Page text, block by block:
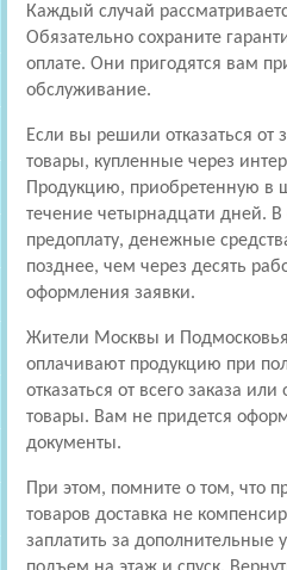
Каждый случай
Обязательно сохраните
оплате. Они пригодятся вам
обслуживание.
Если вы решили отказаться от
товары, купленные через
Продукцию, приобретенную в
течение четырнадцати дней.
предоплату, денежные
позднее, чем через десять
оформления заявки.
Жители Москвы и
оплачивают продукцию при
отказаться от всего заказа
товары. Вам не придется
документы.
При этом, помните о том, что
товаров доставка не
заплатить за дополнительные